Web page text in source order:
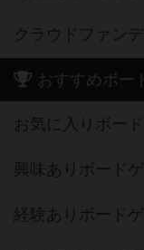
クラウドファン
おすすめボー
お気に入りボー
興味ありボード
経験ありボード